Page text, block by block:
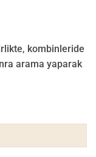
kombinleride
arama yaparak
Tarzı Duvar